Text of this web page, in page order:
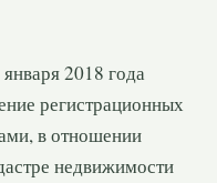
2018 года
регистрационных
в отношении
недвижимости